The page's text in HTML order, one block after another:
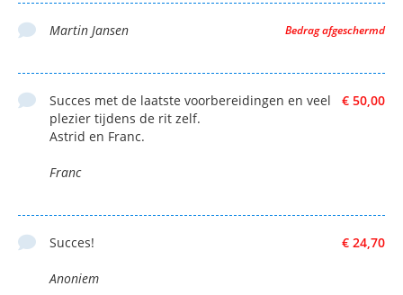
Bedrag afgeschermd
Martin Jansen
€ 50,00
Succes met de laatste voorbereidingen en veel
plezier tijdens de rit zelf.
Astrid en Franc.
Franc
€ 24,70
Succes!
Anoniem